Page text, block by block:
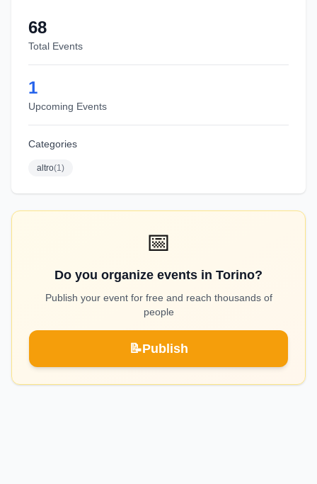
68
Total Events
1
Upcoming Events
Categories
altro(1)
📅
Do you organize events in Torino?
Publish your event for free and reach thousands of
people
📝Publish